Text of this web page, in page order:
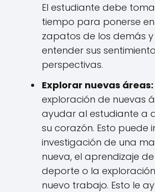
El estudiante debe
tiempo para ponerse
zapatos de los demás
entender sus
perspectivas.
Explorar nuevas áreas:
exploración de nuevas
ayudar al estudiante a
su corazón. Esto puede
investigación de una
nueva, el aprendizaje
deporte o la
nuevo trabajo. Esto le